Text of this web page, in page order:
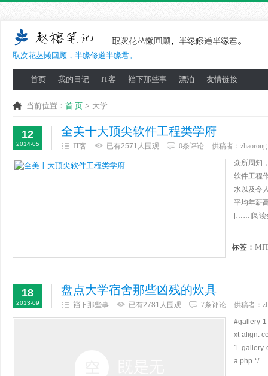
取次花丛懒回顾，半缘修道半缘君。
首页 我的日记 IT客 裆下那些事 漂泊 友情链接
当前位置： 首 页 > 大学
12
2014-05
全美十大顶尖软件工程类学府
IT客 已有2571人围观 0条评论 供稿者： zhaorong
众所周知
软件工程
水以及令
平均年薪
[……]阅读
标签：
18
2013-09
盘点大学宿舍那些凶残的炊具
裆下那些事 已有2781人围观 7条评论 供稿者：
#gallery-1
xt-align:
1
a.php */ ...